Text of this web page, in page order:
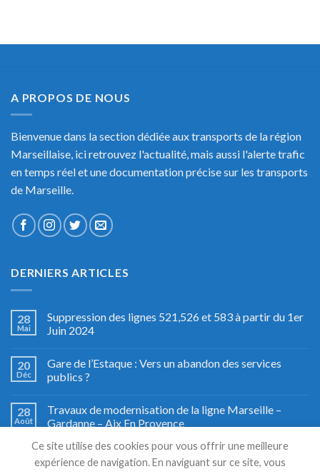
A PROPOS DE NOUS
Bienvenue dans la section dédiée aux transports de la région
Marseillaise, ici retrouvez l'actualité, mais aussi l'alerte trafic
en temps réel et une documentation précise sur les transports
de Marseille.
DERNIERS ARTICLES
28
Mai
Suppression des lignes 521,526 et 583 à partir du 1er
Juin 2024
20
Déc
Gare de l’Estaque : Vers un abandon des services
publics ?
28
Août
Travaux de modernisation de la ligne Marseille –
Gardanne – Aix En Provence
Fête du train à Miramas, le grand retour
Ce site utilise des cookies pour vous offrir une meilleure
expérience de navigation. En naviguant sur ce site, vous